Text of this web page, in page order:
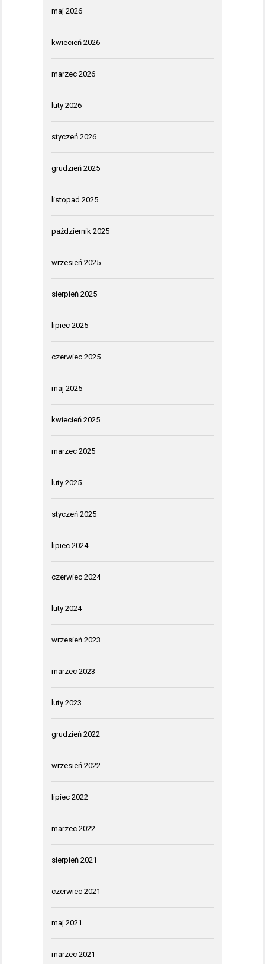
maj 2026
kwiecień 2026
marzec 2026
luty 2026
styczeń 2026
grudzień 2025
listopad 2025
październik 2025
wrzesień 2025
sierpień 2025
lipiec 2025
czerwiec 2025
maj 2025
kwiecień 2025
marzec 2025
luty 2025
styczeń 2025
lipiec 2024
czerwiec 2024
luty 2024
wrzesień 2023
marzec 2023
luty 2023
grudzień 2022
wrzesień 2022
lipiec 2022
marzec 2022
sierpień 2021
czerwiec 2021
maj 2021
marzec 2021